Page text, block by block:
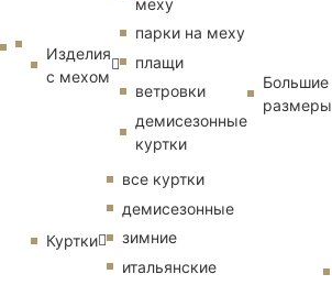
Изделия
с мехом
парки на меху
плащи
ветровки
демисезонные
куртки
Куртки
все куртки
демисезонные
зимние
итальянские
Большие
размеры